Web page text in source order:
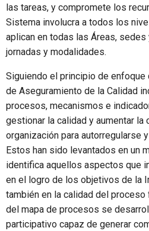
las tareas, y compromete los
Sistema involucra a todos los
aplican en todas las Áreas,
jornadas y modalidades.
Siguiendo el principio de
de Aseguramiento de la Calidad
procesos, mecanismos e
gestionar la calidad y aumentar la
organización para autorregularse
Estos han sido levantados en un
identifica aquellos aspectos que
en el logro de los objetivos de la
también en la calidad del
del mapa de procesos se
participativo capaz de generar